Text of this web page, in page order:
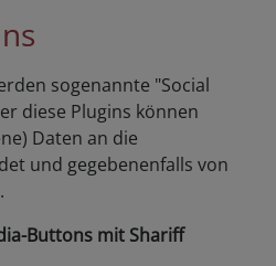
sogenannte "Social
diese Plugins können
Daten an die
und gegebenenfalls von
Buttons mit Shariff